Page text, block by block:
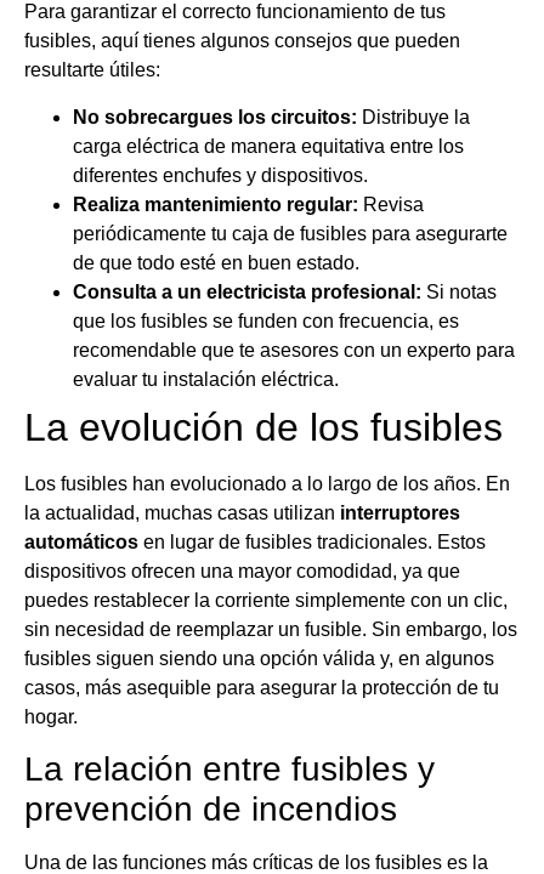
Para garantizar el correcto funcionamiento de tus
fusibles, aquí tienes algunos consejos que pueden
resultarte útiles:
No sobrecargues los circuitos: Distribuye la
carga eléctrica de manera equitativa entre los
diferentes enchufes y dispositivos.
Realiza mantenimiento regular: Revisa
periódicamente tu caja de fusibles para asegurarte
de que todo esté en buen estado.
Consulta a un electricista profesional: Si notas
que los fusibles se funden con frecuencia, es
recomendable que te asesores con un experto para
evaluar tu instalación eléctrica.
La evolución de los fusibles
Los fusibles han evolucionado a lo largo de los años. En
la actualidad, muchas casas utilizan interruptores
automáticos en lugar de fusibles tradicionales. Estos
dispositivos ofrecen una mayor comodidad, ya que
puedes restablecer la corriente simplemente con un clic,
sin necesidad de reemplazar un fusible. Sin embargo, los
fusibles siguen siendo una opción válida y, en algunos
casos, más asequible para asegurar la protección de tu
hogar.
La relación entre fusibles y
prevención de incendios
Una de las funciones más críticas de los fusibles es la